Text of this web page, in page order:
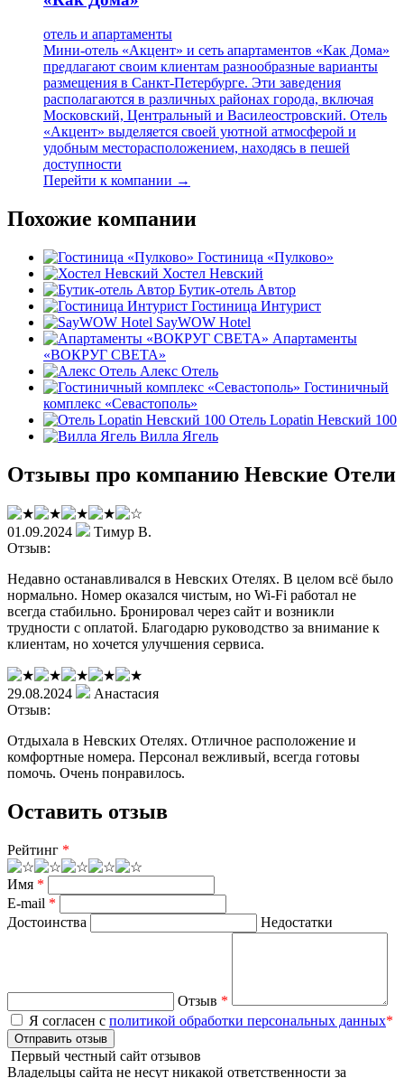
отель и апартаменты
Мини-отель «Акцент» и сеть апартаментов «Как Дома»
предлагают своим клиентам разнообразные варианты
размещения в Санкт-Петербурге. Эти заведения
располагаются в различных районах города, включая
Московский, Центральный и Василеостровский. Отель
«Акцент» выделяется своей уютной атмосферой и
удобным месторасположением, находясь в пешей
доступности
Перейти к компании →
Похожие компании
Гостиница «Пулково»
Хостел Невский
Бутик-отель Автор
Гостиница Интурист
SayWOW Hotel
Апартаменты
«ВОКРУГ СВЕТА»
Алекс Отель
Гостиничный
комплекс «Севастополь»
Отель Lopatin Невский 100
Вилла Ягель
Отзывы про компанию Невские Отели
01.09.2024
Тимур В.
Отзыв:
Недавно останавливался в Невских Отелях. В целом всё было
нормально. Номер оказался чистым, но Wi-Fi работал не
всегда стабильно. Бронировал через сайт и возникли
трудности с оплатой. Благодарю руководство за внимание к
клиентам, но хочется улучшения сервиса.
29.08.2024
Анастасия
Отзыв:
Отдыхала в Невских Отелях. Отличное расположение и
комфортные номера. Персонал вежливый, всегда готовы
помочь. Очень понравилось.
Оставить отзыв
Рейтинг *
Имя *
E-mail *
Достоинства
Недостатки
Отзыв *
Я согласен с политикой обработки персональных данных*
Отправить отзыв
Первый честный сайт отзывов
Владельцы сайта не несут никакой ответственности за